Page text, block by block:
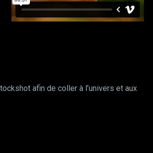
afin de coller à l’univers et aux